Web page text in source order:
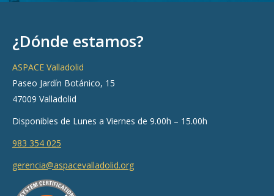
¿Dónde estamos?
ASPACE Valladolid
Paseo Jardín Botánico, 15
47009 Valladolid
Disponibles de Lunes a Viernes de 9.00h – 15.00h
983 354 025
gerencia@aspacevalladolid.org